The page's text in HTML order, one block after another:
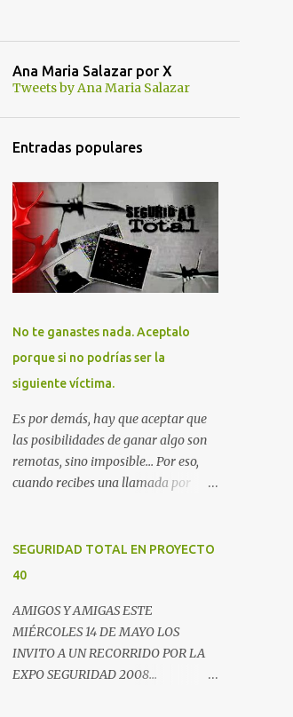
Ana Maria Salazar por X
Tweets by Ana Maria Salazar
Entradas populares
No te ganastes nada. Aceptalo
porque si no podrías ser la
siguiente víctima.
Es por demás, hay que aceptar que
las posibilidades de ganar algo son
remotas, sino imposible... Por eso,
cuando recibes una llamada por
colgar. Este es un email enviado por
un radio escucha donde nos
COMENTADO ESTO DEL
SECUESTRO LOS CIUDADANOS NOS
PREGUNTAMOS PORQUE NO
HACEN ALGO CON LAS PERSONAS
SEGURIDAD TOTAL EN PROYECTO
40
AMIGOS Y AMIGAS ESTE
MIÉRCOLES 14 DE MAYO LOS
INVITO A UN RECORRIDO POR LA
EXPO SEGURIDAD 2008...